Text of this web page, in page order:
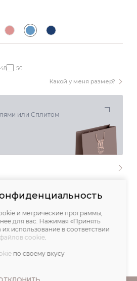
Какой у меня размер?
48 50
или Сплитом
и метрические программы,
для вас. Нажимая «Принять
использование в соответствии
cookie.
по своему вкусу